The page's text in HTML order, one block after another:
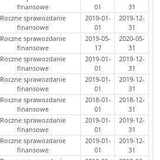
finansowe
01
31
Roczne sprawozdanie
finansowe
2019-01-
01
2019-12-
31
Roczne sprawozdanie
finansowe
2019-05-
17
2020-05-
31
Roczne sprawozdanie
finansowe
2019-01-
01
2019-12-
31
Roczne sprawozdanie
finansowe
2019-01-
01
2019-12-
31
Roczne sprawozdanie
finansowe
2018-01-
01
2018-12-
31
Roczne sprawozdanie
finansowe
2019-01-
01
2019-12-
31
Roczne sprawozdanie
finansowe
2019-01-
01
2019-12-
31